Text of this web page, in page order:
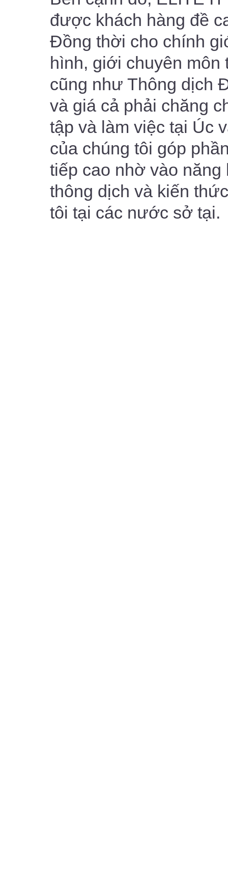
được khách hàng đề
Đồng thời cho chính
hình, giới chuyên môn
cũng như Thông dịch
và giá cả phải chăng
tập và làm việc tại Úc
của chúng tôi góp
tiếp cao nhờ vào
thông dịch và kiến
tôi tại các nước sở tại.